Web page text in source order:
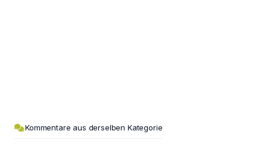
Kommentare aus derselben Kategorie